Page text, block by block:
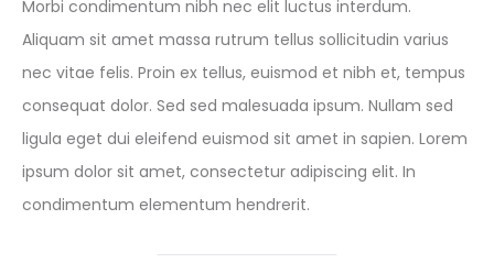
Morbi condimentum nibh nec elit luctus interdum.
Aliquam sit amet massa rutrum tellus sollicitudin varius
nec vitae felis. Proin ex tellus, euismod et nibh et, tempus
consequat dolor. Sed sed malesuada ipsum. Nullam sed
ligula eget dui eleifend euismod sit amet in sapien. Lorem
ipsum dolor sit amet, consectetur adipiscing elit. In
condimentum elementum hendrerit.